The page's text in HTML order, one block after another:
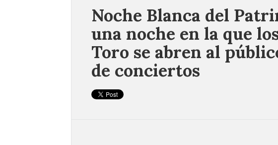
Noche Blanca del
una noche en la que
Toro se abren al
de conciertos